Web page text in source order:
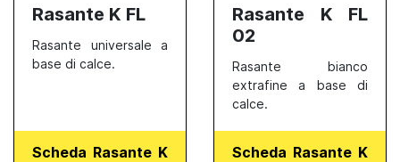
Rasante K FL
Rasante universale a
base di calce.
Scheda Rasante K
Rasante K FL
02
Rasante bianco
extrafine a base di
calce.
Scheda Rasante K